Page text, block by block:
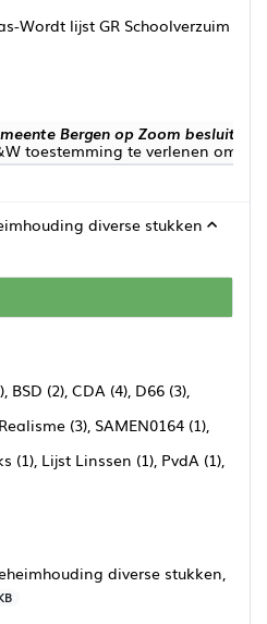
Wordt lijst GR Schoolverzuim
Bergen op Zoom besluit:
toestemming te verlenen om
diverse stukken
BSD (2), CDA (4), D66 (3),
(3), SAMEN0164 (1),
(1), Lijst Linssen (1), PvdA (1),
diverse stukken,